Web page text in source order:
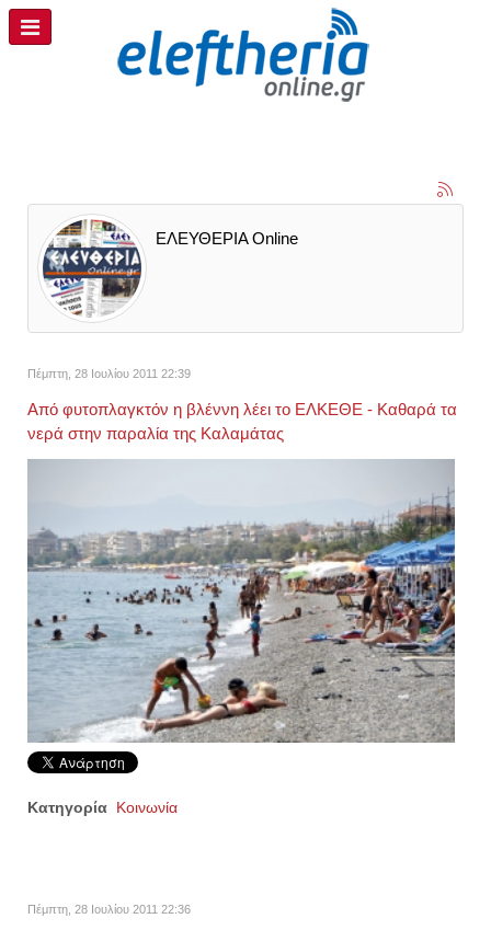
ΕΛΕΥΘΕΡΙΑ Online
Πέμπτη, 28 Ιουλίου 2011 22:39
Από φυτοπλαγκτόν η βλέννη λέει το ΕΛΚΕΘΕ - Καθαρά τα
νερά στην παραλία της Καλαμάτας
Κατηγορία Κοινωνία
Πέμπτη, 28 Ιουλίου 2011 22:36